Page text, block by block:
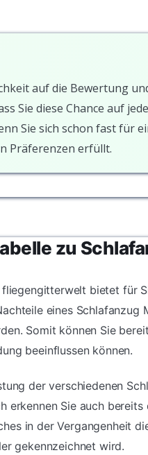
auf die Bewertung
Sie diese Chance auf
Sie sich schon fast für
Präferenzen erfüllt.
zu
bietet für
eines
Somit können Sie
beeinflussen können.
der verschiedenen
erkennen Sie auch
in der Vergangenheit
gekennzeichnet wird.